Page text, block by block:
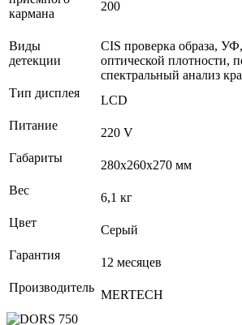
кармана
200
Виды
детекции
CIS проверка образа,
оптической плотности,
спектральный анализ
Тип дисплея
LCD
Питание
220 V
Габариты
280х260х270 мм
Вес
6,1 кг
Цвет
Серый
Гарантия
12 месяцев
Производитель
MERTECH